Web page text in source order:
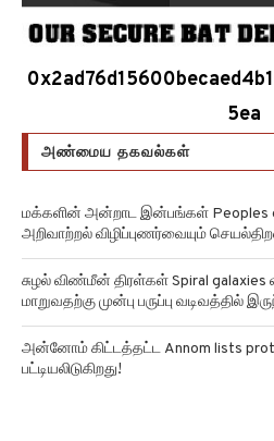
5ea
அண்மைய தகவல்கள்
மக்களின் அன்றாட இன்பங்கள் Peoples
அறிவாற்றல் விழிப்புணர்வையும்
சுழல் விண்மீன் திரள்கள் Spiral
மாறுவதற்கு முன்பு பருப்பு வடிவத்தில்
அன்னோம் கிட்டத்தட்ட Annom lists
பட்டியலிடுகிறது!